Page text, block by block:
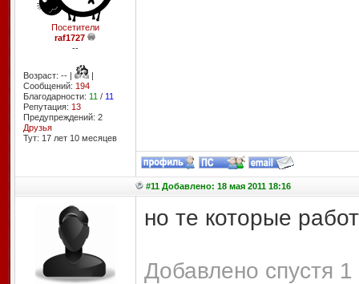
Посетители
raf1727
--
Возраст: -- |
|
Сообщений: 194
Благодарности: 11 / 11
Репутация: 13
Предупреждений: 2
Друзья
Тут: 17 лет 10 месяцев
#11 Добавлено: 18 мая 2011 18:16
но те которые
Добавлено спустя